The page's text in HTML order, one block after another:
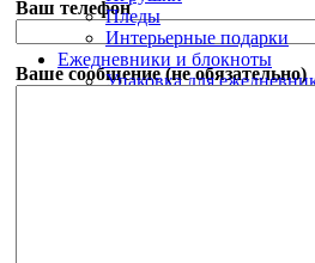
Ваш телефон
Ваше сообщение (не обязательно)
Пледы
Интерьерные подарки
Ежедневники и блокноты
Упаковка для